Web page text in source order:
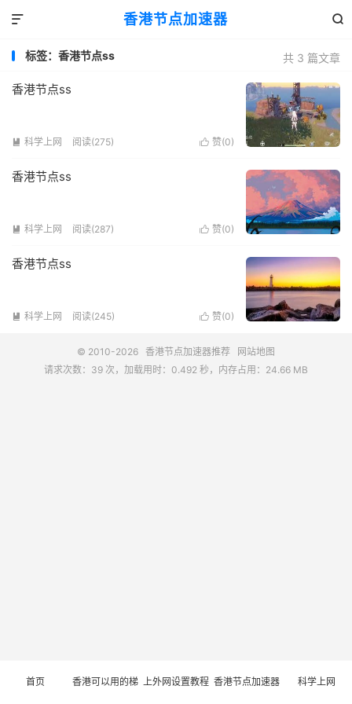
香港节点加速器 

共 3 篇文章
标签：香港节点ss
香港节点ss
 赞(0)
 科学上网 阅读(275)
香港节点ss
 赞(0)
 科学上网 阅读(287)
香港节点ss
 赞(0)
 科学上网 阅读(245)
© 2010-2026 香港节点加速器推荐
网站地图
请求次数：39 次，加载用时：0.492 秒，内存占用：24.66 MB
首页 香港可以用的梯 上外网设置教程 香港节点加速器 科学上网